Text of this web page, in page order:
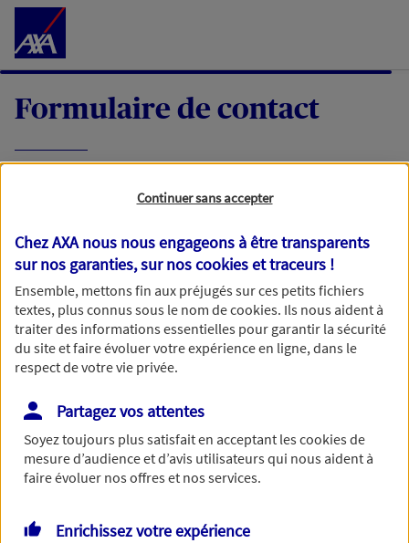
Accéder au Contenu
Formulaire de contact
demande, nous vous répondrons dans les
meilleurs délais par mail ou par téléphone.
Votre message :
Vous disposez de droits sur les informations vous concernant. Pour
plus d’informations,cliquez ici.
Continuer sans accepter
Chez AXA nous nous engageons à être transparents
sur nos garanties, sur noscookies et traceurs !
Ensemble, mettons fin aux préjugés sur ces petits fichiers
textes, plus connus sous le nom decookies. Ils nous aident à
traiter des informations essentielles pour garantir la sécurité
du site et faire évoluer votre expérience en ligne, dans le
respect de votre vie privée.
Partagez vos attentes
Soyez toujours plus satisfait en acceptant lescookiesde
mesure d’audience et d’avis utilisateurs qui nous aident à
faire évoluer nos offres et nos services.
Enrichissez votre expérience